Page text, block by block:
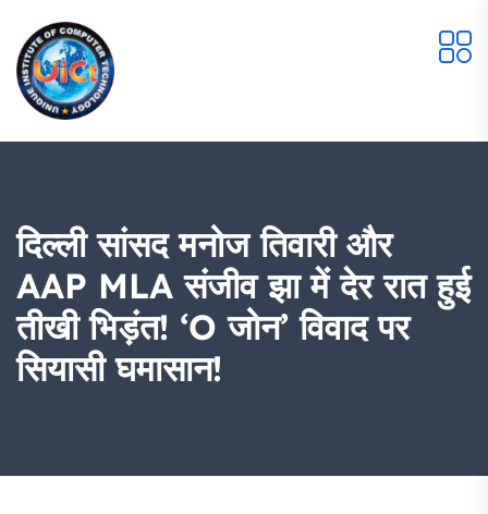
दिल्ली सांसद मनोज तिवारी और
AAP MLA संजीव झा में देर रात हुई
तीखी भिड़ंत! ‘O जोन’ विवाद पर
सियासी घमासान!